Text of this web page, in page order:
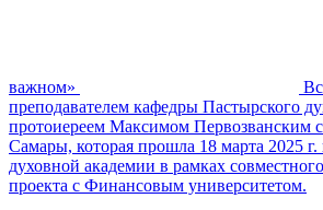
важном»
преподавателем кафедры Пастырского
протоиереем Максимом Первозванским
Самары, которая прошла 18 марта 2025 г.
духовной академии в рамках
проекта с Финансовым университетом.